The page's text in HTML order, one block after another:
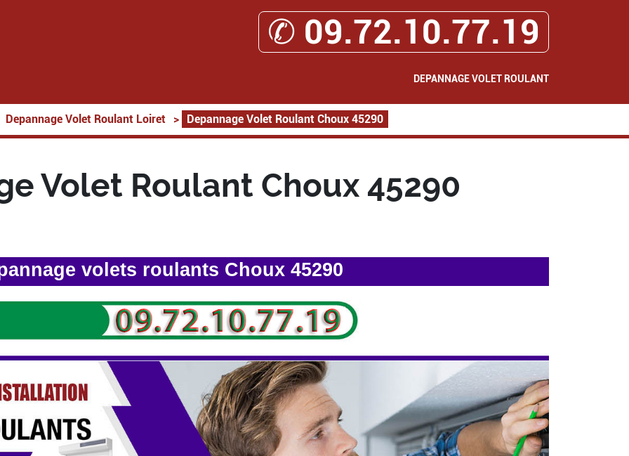
✆ 09.72.10.77.19
DEPANNAGE VOLET ROULANT
Depannage Volet Roulant Loiret > Depannage Volet Roulant Choux 45290
Volet Roulant Choux 45290
volets roulants Choux 45290